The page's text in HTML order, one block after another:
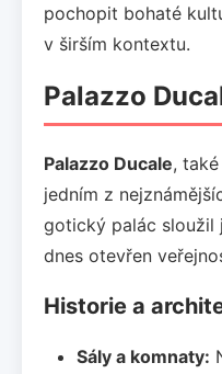
pochopit bohaté
v širším kontextu.
Palazzo
Palazzo Ducale,
jedním z
gotický palác sloužil
dnes otevřen
Historie a
Sály a komnaty: